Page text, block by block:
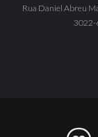
Rua Daniel Abreu
3022-